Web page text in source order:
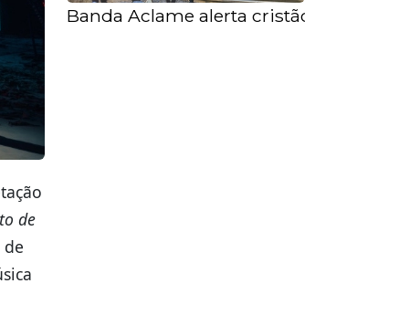
de
de
Banda Aclame alerta cristãos sobre a